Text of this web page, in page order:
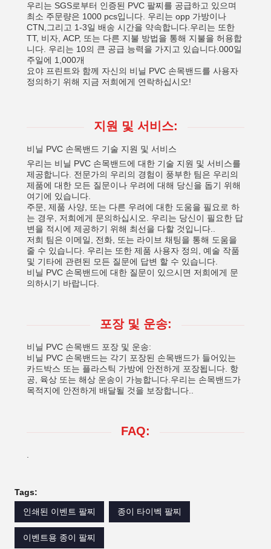
우리는 SGS로부터 인증된 PVC 팔찌를 공급하고 있으며
최소 주문량은 1000 pcs입니다. 우리는 opp 가방이나
CTN,그리고 1-3일 배송 시간을 약속합니다.우리는 또한
TT, 비자, ACP, 또는 다른 지불 방법을 통해 지불을 허용합
니다. 우리는 10의 큰 공급 능력을 가지고 있습니다.000일
주일에 1,000개
요야 프린트와 함께 자신의 비닐 PVC 손목밴드를 사용자
정의하기 위해 지금 저희에게 연락하십시오!
지원 및 서비스:
비닐 PVC 손목밴드 기술 지원 및 서비스
우리는 비닐 PVC 손목밴드에 대한 기술 지원 및 서비스를
제공합니다. 전문가의 우리의 경험이 풍부한 팀은 우리의
제품에 대한 모든 질문이나 우려에 대해 당신을 돕기 위해
여기에 있습니다.
주문, 제품 사양, 또는 다른 우려에 대한 도움을 필요로 하
는 경우, 저희에게 문의하십시오. 우리는 당신이 필요한 답
변을 적시에 제공하기 위해 최선을 다할 것입니다..
저희 팀은 이메일, 전화, 또는 라이브 채팅을 통해 도움을
줄 수 있습니다. 우리는 또한 제품 사용자 정의, 예술 작품
및 기타에 관련된 모든 질문에 답변 할 수 있습니다.
비닐 PVC 손목밴드에 대한 질문이 있으시면 저희에게 문
의하시기 바랍니다.
포장 및 운송:
비닐 PVC 손목밴드 포장 및 운송:
비닐 PVC 손목밴드는 각기 포장된 손목밴드가 들어있는
카드박스 또는 플라스틱 가방에 안전하게 포장됩니다. 항
공, 육상 또는 해상 운송이 가능합니다.우리는 손목밴드가
목적지에 안전하게 배달될 것을 보장합니다..
FAQ:
Tags:
인쇄된 이벤트 팔찌
종이 타이벡 팔찌
이벤트용 종이 팔찌